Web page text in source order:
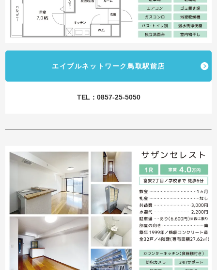
エイブルネットワーク鳥取駅前店
TEL：0857-25-5050